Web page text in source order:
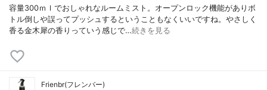
容量300ｍｌでおしゃれなルームミスト。オープンロック機能がありボ
トル倒しや誤ってプッシュするということもなくいいですね。やさしく
香る金木犀の香りっていう感じで…続きを見る
Frienbr(フレンバー)